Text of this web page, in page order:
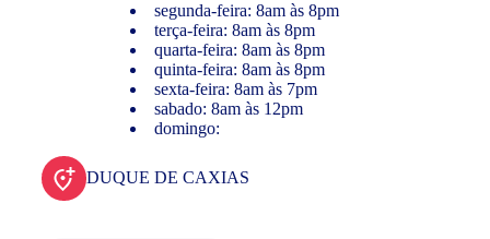
segunda-feira: 8am às 8pm
terça-feira: 8am às 8pm
quarta-feira: 8am às 8pm
quinta-feira: 8am às 8pm
sexta-feira: 8am às 7pm
sabado: 8am às 12pm
domingo:
DUQUE DE CAXIAS